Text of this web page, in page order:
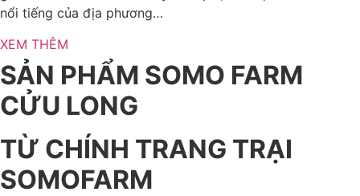
nổi tiếng của địa phương…
XEM THÊM
SẢN PHẨM SOMO FARM
CỬU LONG
TỪ CHÍNH TRANG TRẠI
SOMOFARM